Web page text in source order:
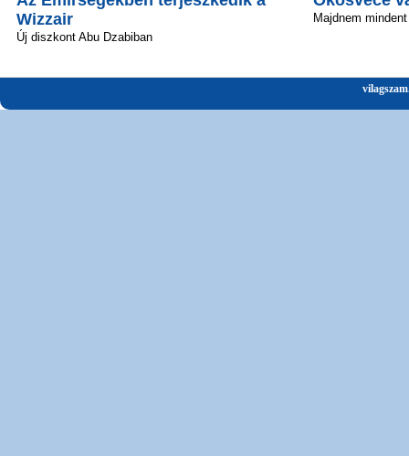
Wizzair
Új diszkont Abu Dzabiban
Majdnem